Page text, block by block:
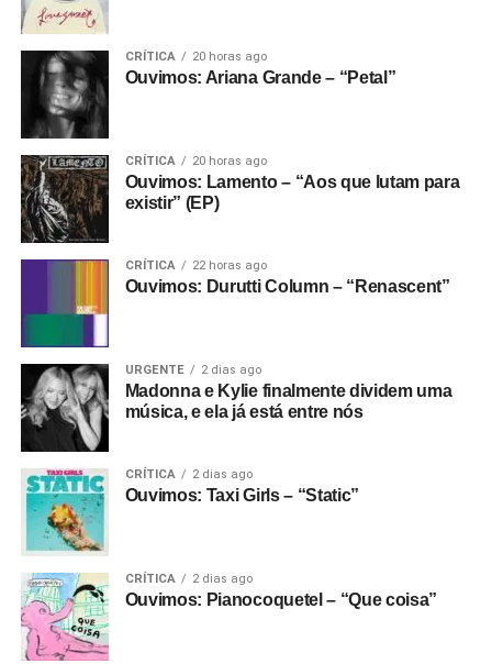
CRÍTICA 20 horas ago
Ouvimos: Ariana Grande – “Petal”
CRÍTICA 20 horas ago
Ouvimos: Lamento – “Aos que lutam para
existir” (EP)
CRÍTICA 22 horas ago
Ouvimos: Durutti Column – “Renascent”
URGENTE 2 dias ago
Madonna e Kylie finalmente dividem uma
música, e ela já está entre nós
CRÍTICA 2 dias ago
Ouvimos: Taxi Girls – “Static”
CRÍTICA 2 dias ago
Ouvimos: Pianocoquetel – “Que coisa”